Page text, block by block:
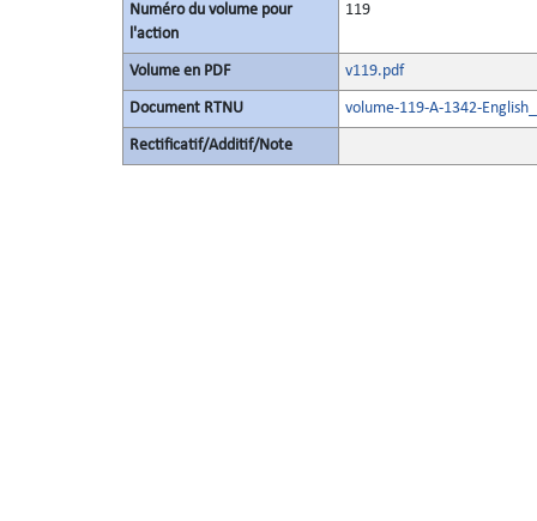
Numéro du volume pour
l'action
119
Volume en PDF v119.pdf
Document RTNU volume-119-A-1342-
Rectificatif/Additif/Note